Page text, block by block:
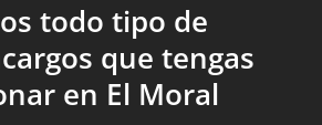
todo tipo de
que tengas
en El Moral